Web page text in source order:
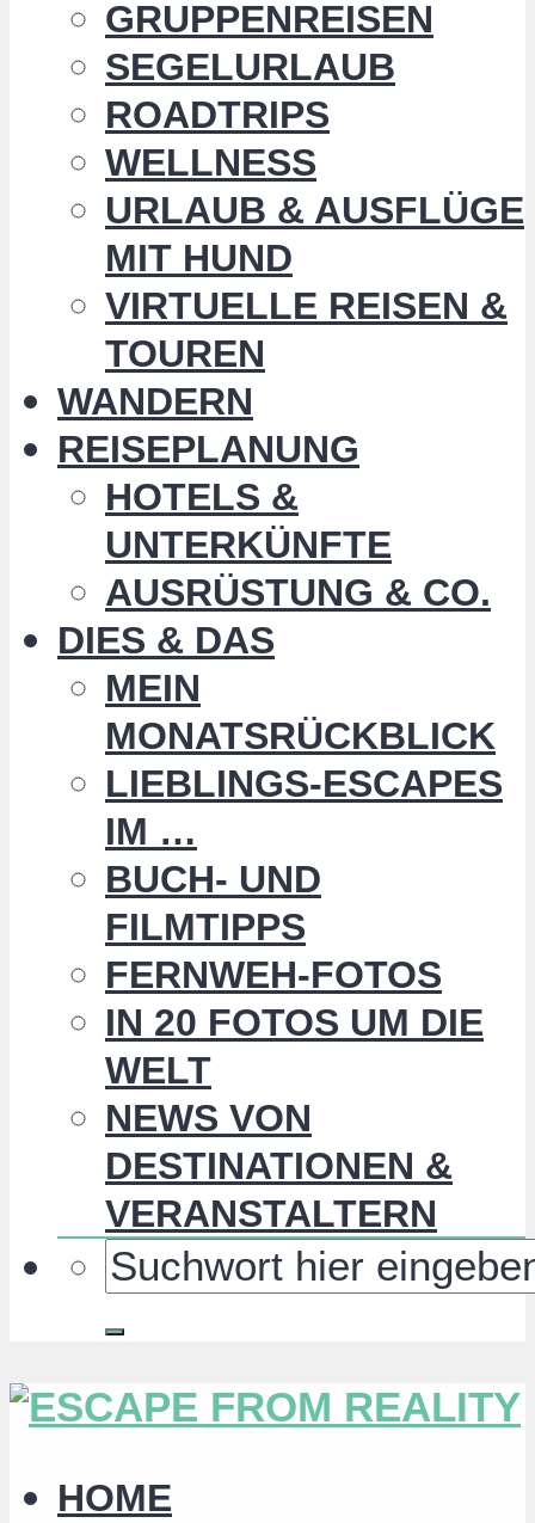
GRUPPENREISEN
SEGELURLAUB
ROADTRIPS
WELLNESS
URLAUB & AUSFLÜGE
MIT HUND
VIRTUELLE REISEN &
TOUREN
WANDERN
REISEPLANUNG
HOTELS &
UNTERKÜNFTE
AUSRÜSTUNG & CO.
DIES & DAS
MEIN
MONATSRÜCKBLICK
LIEBLINGS-ESCAPES
IM …
BUCH- UND
FILMTIPPS
FERNWEH-FOTOS
IN 20 FOTOS UM DIE
WELT
NEWS VON
DESTINATIONEN &
VERANSTALTERN
HOME